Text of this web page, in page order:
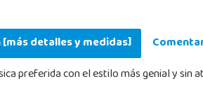
detalles y medidas]
preferida con el estilo más genial y sin